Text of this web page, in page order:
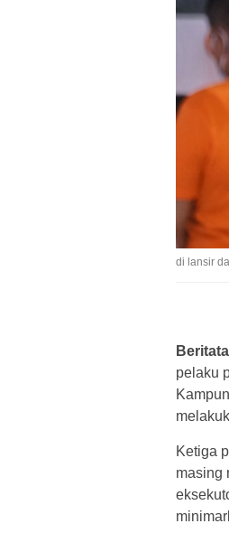
di lansir
pelaku
Ketiga
masing